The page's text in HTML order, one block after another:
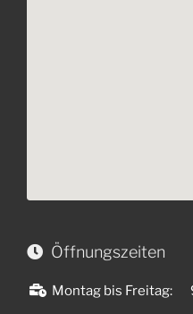
Öffnungszeiten
Montag bis Freitag: